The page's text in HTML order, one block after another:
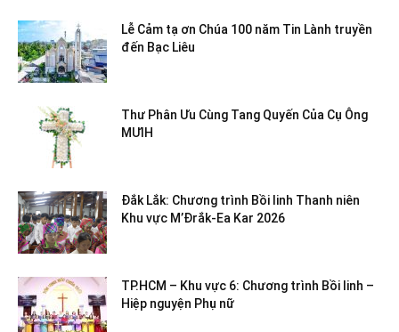
Lễ Cảm tạ ơn Chúa 100 năm Tin Lành truyền
đến Bạc Liêu
Thư Phân Ưu Cùng Tang Quyến Của Cụ Ông
MƯIH
Đắk Lắk: Chương trình Bồi linh Thanh niên
Khu vực M’Đrắk-Ea Kar 2026
TP.HCM – Khu vực 6: Chương trình Bồi linh –
Hiệp nguyện Phụ nữ